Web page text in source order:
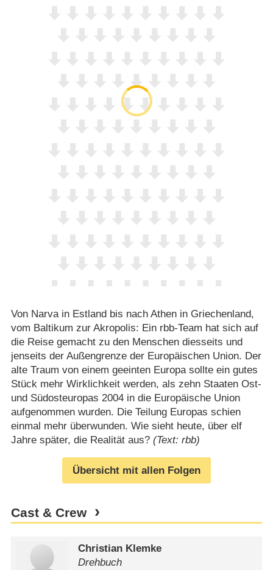
Von Narva in Estland bis nach Athen in Griechenland,
vom Baltikum zur Akropolis: Ein rbb-Team hat sich auf
die Reise gemacht zu den Menschen diesseits und
jenseits der Außengrenze der Europäischen Union. Der
alte Traum von einem geeinten Europa sollte ein gutes
Stück mehr Wirklichkeit werden, als zehn Staaten Ost-
und Südosteuropas 2004 in die Europäische Union
aufgenommen wurden. Die Teilung Europas schien
einmal mehr überwunden. Wie sieht heute, über elf
Jahre später, die Realität aus? (Text: rbb)
Übersicht mit allen Folgen
Cast & Crew
Christian Klemke
Drehbuch